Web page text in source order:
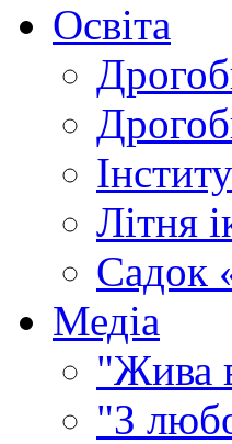
Освіта
Літня
Садок
Медіа
"Жива
"З